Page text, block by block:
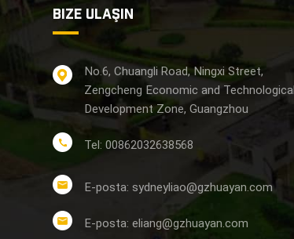
BIZE ULAŞIN
No.6, Chuangli Road, Ningxi Street,
Zengcheng Economic and Technological
Development Zone, Guangzhou
Tel: 00862032638568
E-posta: sydneyliao@gzhuayan.com
E-posta: eliang@gzhuayan.com